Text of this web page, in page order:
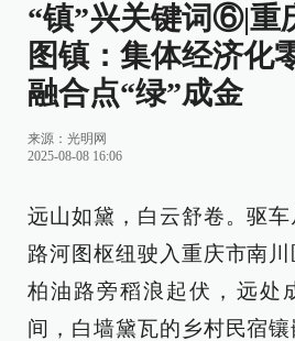
“镇”兴关键词⑥|重
图镇：集体经济化
融合点“绿”成金
来源： 光明网
2025-08-08 16:06
远山如黛，白云舒卷。驱
路河图枢纽驶入重庆市南
柏油路旁稻浪起伏，远处
间，白墙黛瓦的乡村民宿